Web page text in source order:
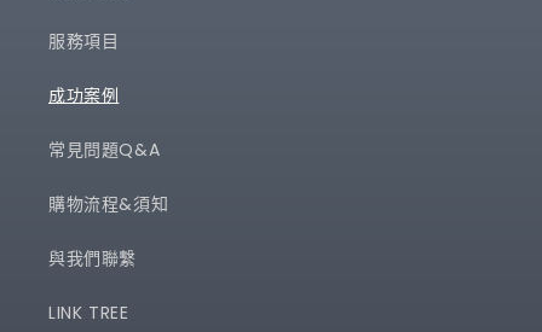
服務項目
成功案例
常見問題Q&A
購物流程&須知
與我們聯繫
LINK TREE